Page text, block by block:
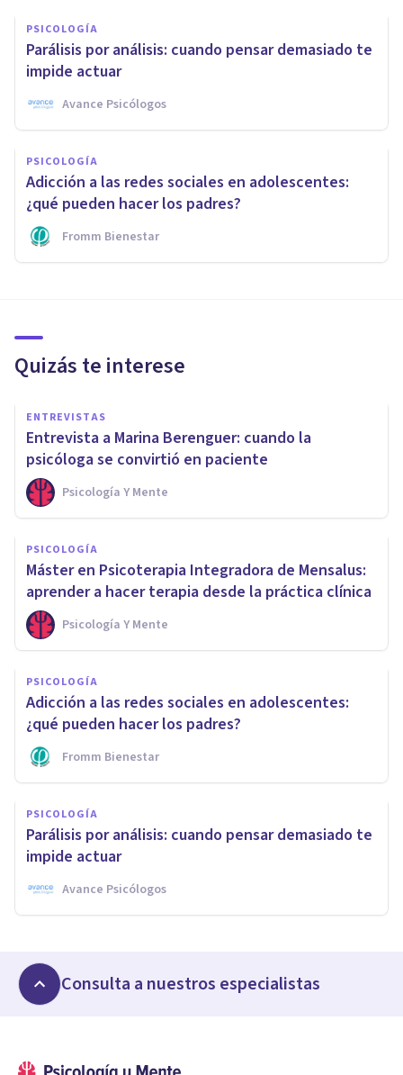
PSICOLOGÍA
Parálisis por análisis: cuando pensar demasiado te
impide actuar
Avance Psicólogos
PSICOLOGÍA
Adicción a las redes sociales en adolescentes:
¿qué pueden hacer los padres?
Fromm Bienestar
Quizás te interese
ENTREVISTAS
Entrevista a Marina Berenguer: cuando la
psicóloga se convirtió en paciente
Psicología Y Mente
PSICOLOGÍA
Máster en Psicoterapia Integradora de Mensalus:
aprender a hacer terapia desde la práctica clínica
Psicología Y Mente
PSICOLOGÍA
Adicción a las redes sociales en adolescentes:
¿qué pueden hacer los padres?
Fromm Bienestar
PSICOLOGÍA
Parálisis por análisis: cuando pensar demasiado te
impide actuar
Avance Psicólogos
Consulta a nuestros especialistas